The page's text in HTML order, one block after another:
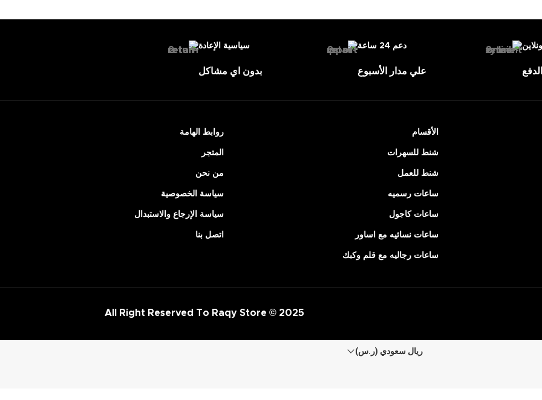
دعم 24 ساعة
علي مدار الأسبوع
سياسية الإعادة
بدون اي مشاكل
الأقسام
شنط للسهرات
شنط للعمل
ساعات رسميه
ساعات كاجول
ساعات نسائيه مع اساور
ساعات رجاليه مع قلم وكبك
روابط الهامة
المتجر
من نحن
سياسة الخصوصية
سياسة الإرجاع والاستبدال
اتصل بنا
All Right Reserved To Raqy Store © 2025
ريال سعودي (ر.س)